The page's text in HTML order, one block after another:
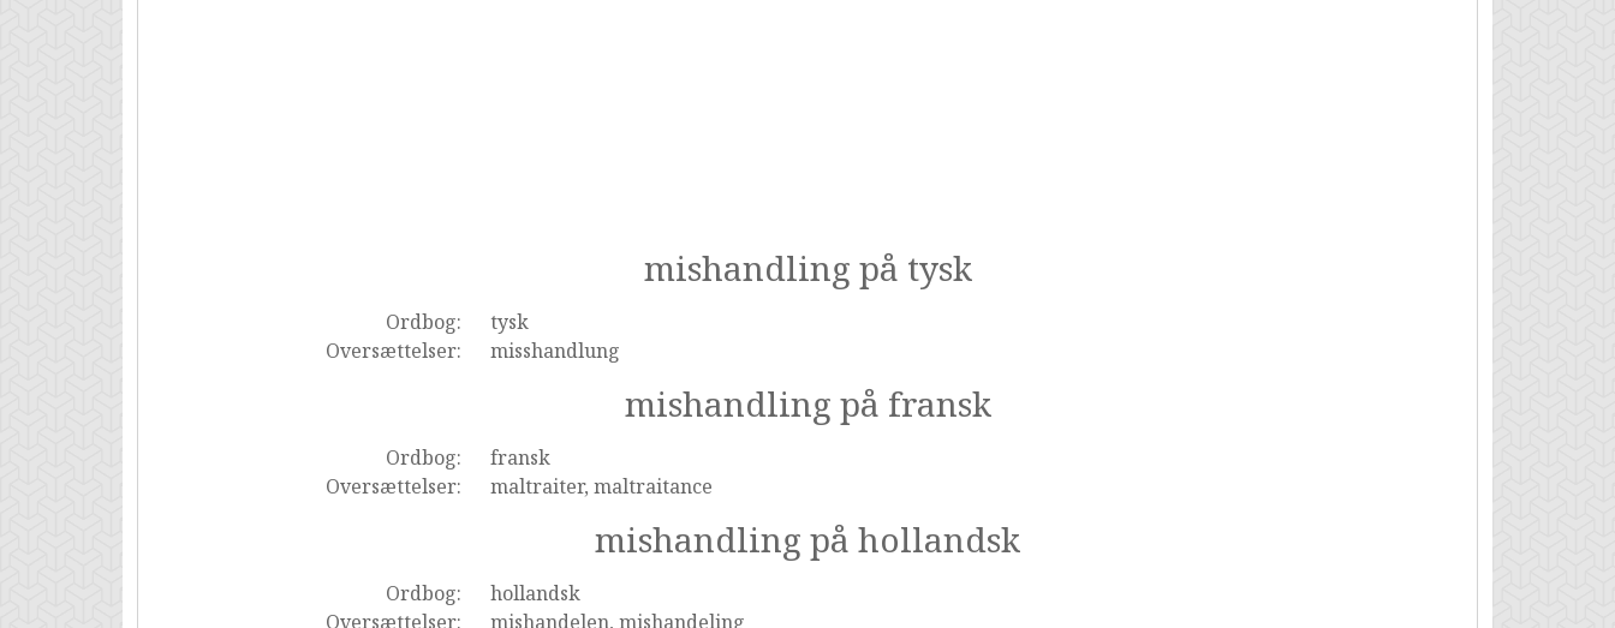
mishandling på tysk
Ordbog:
tysk
Oversættelser:
misshandlung
mishandling på fransk
Ordbog:
fransk
Oversættelser:
maltraiter, maltraitance
mishandling på hollandsk
Ordbog:
hollandsk
Oversættelser:
mishandelen, mishandeling